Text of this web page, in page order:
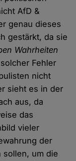
AfD &
genau dieses
gestärkt, da sie
Wahrheiten
Fehler
nicht
sieht es in der
aus, da
das
vieler
der
um die